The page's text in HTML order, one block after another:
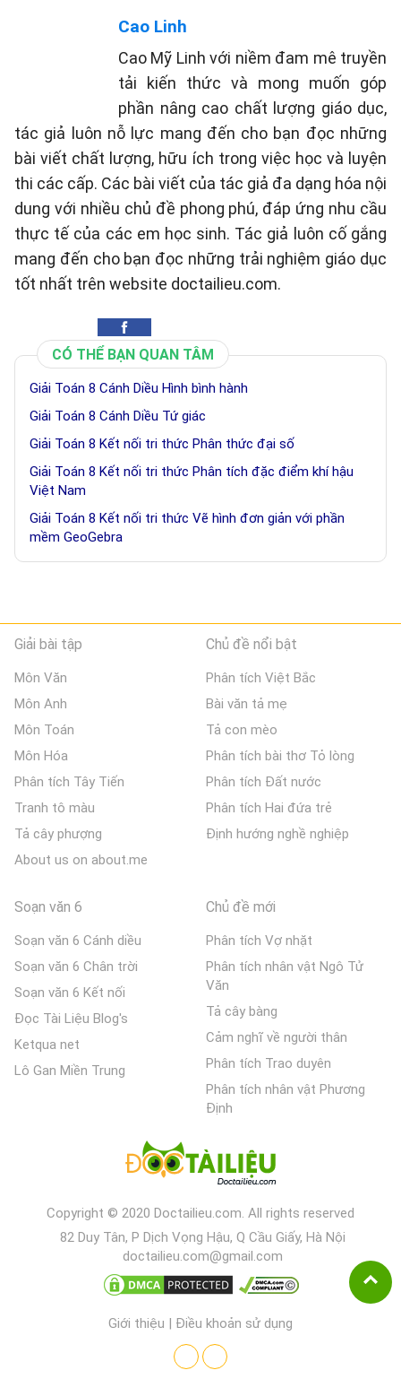
Cao Linh
Cao Mỹ Linh với niềm đam mê truyền
tải kiến thức và mong muốn góp
phần nâng cao chất lượng giáo dục,
tác giả luôn nỗ lực mang đến cho bạn đọc những
bài viết chất lượng, hữu ích trong việc học và luyện
thi các cấp. Các bài viết của tác giả đa dạng hóa nội
dung với nhiều chủ đề phong phú, đáp ứng nhu cầu
thực tế của các em học sinh. Tác giả luôn cố gắng
mang đến cho bạn đọc những trải nghiệm giáo dục
tốt nhất trên website doctailieu.com.
CÓ THỂ BẠN QUAN TÂM
Giải Toán 8 Cánh Diều Hình bình hành
Giải Toán 8 Cánh Diều Tứ giác
Giải Toán 8 Kết nối tri thức Phân thức đại số
Giải Toán 8 Kết nối tri thức Phân tích đặc điểm khí hậu
Việt Nam
Giải Toán 8 Kết nối tri thức Vẽ hình đơn giản với phần
mềm GeoGebra
Giải bài tập
Môn Văn
Môn Anh
Môn Toán
Môn Hóa
Phân tích Tây Tiến
Tranh tô màu
Tả cây phượng
About us on about.me
Chủ đề nổi bật
Phân tích Việt Bắc
Bài văn tả mẹ
Tả con mèo
Phân tích bài thơ Tỏ lòng
Phân tích Đất nước
Phân tích Hai đứa trẻ
Định hướng nghề nghiệp
Soạn văn 6
Soạn văn 6 Cánh diều
Soạn văn 6 Chân trời
Soạn văn 6 Kết nối
Đọc Tài Liệu Blog's
Ketqua net
Lô Gan Miền Trung
Chủ đề mới
Phân tích Vợ nhặt
Phân tích nhân vật Ngô Tử
Văn
Tả cây bàng
Cảm nghĩ về người thân
Phân tích Trao duyên
Phân tích nhân vật Phương
Định
Copyright © 2020 Doctailieu.com. All rights reserved
82 Duy Tân, P Dịch Vọng Hậu, Q Cầu Giấy, Hà Nội
doctailieu.com@gmail.com
Giới thiệu | Điều khoản sử dụng